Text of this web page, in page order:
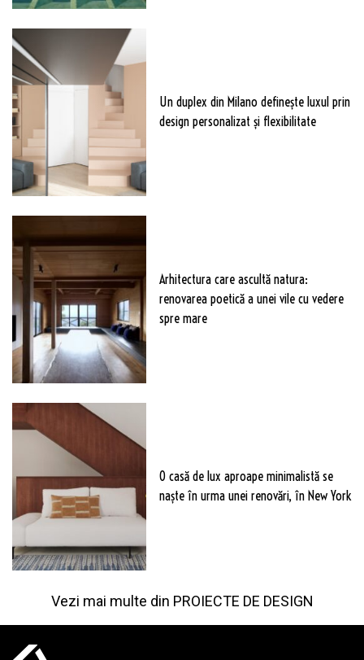
Un duplex din Milano definește luxul prin
design personalizat și flexibilitate
Arhitectura care ascultă natura:
renovarea poetică a unei vile cu vedere
spre mare
O casă de lux aproape minimalistă se
naște în urma unei renovări, în New York
Vezi mai multe din PROIECTE DE DESIGN